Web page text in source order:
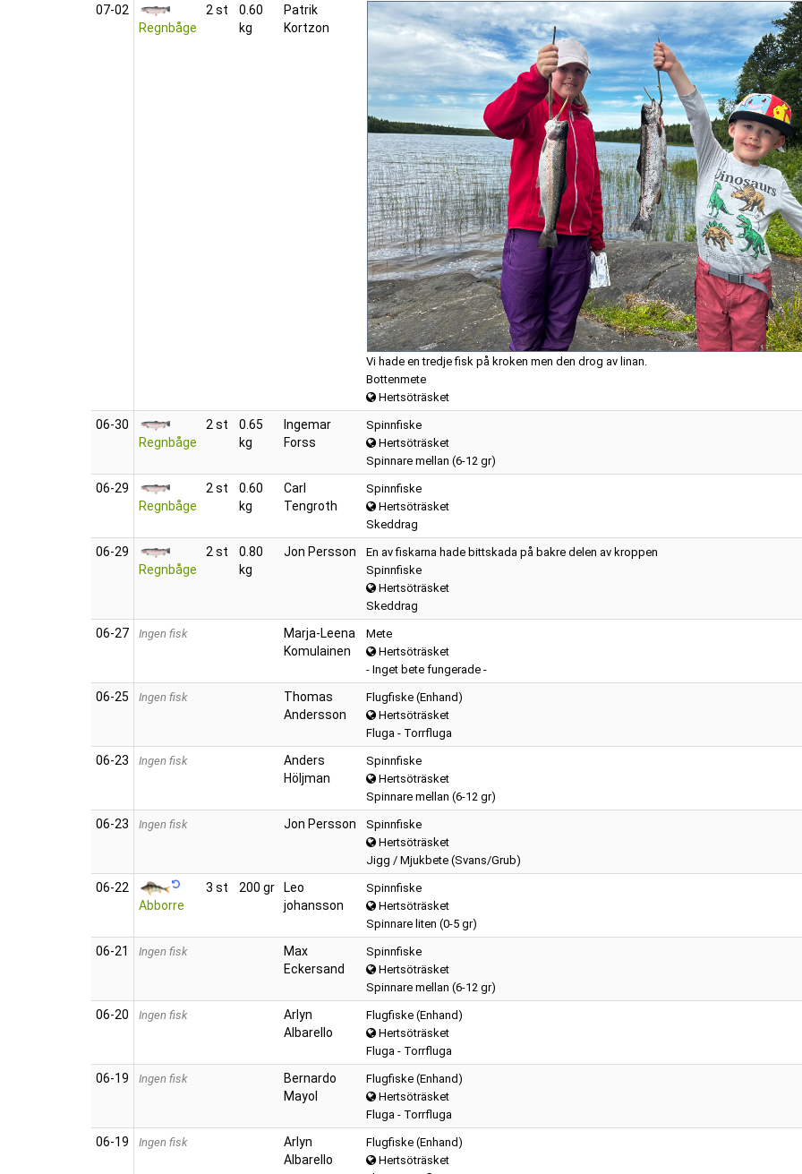
07‑02
Regnbåge
2 st
0.60
kg
Patrik
Kortzon
Vi hade en tredje fisk på kroken men den drog av linan.
Bottenmete
Hertsöträsket
06‑30
Regnbåge
2 st
0.65
kg
Ingemar
Forss
Spinnfiske
Hertsöträsket
Spinnare mellan (6-12 gr)
06‑29
Regnbåge
2 st
0.60
kg
Carl
Tengroth
Spinnfiske
Hertsöträsket
Skeddrag
06‑29
Regnbåge
2 st
0.80
kg
Jon Persson
En av fiskarna hade bittskada på bakre delen av kroppen
Spinnfiske
Hertsöträsket
Skeddrag
06‑27 Ingen fisk
Marja-Leena
Komulainen
Mete
Hertsöträsket
- Inget bete fungerade -
06‑25 Ingen fisk
Thomas
Andersson
Flugfiske (Enhand)
Hertsöträsket
Fluga - Torrfluga
06‑23 Ingen fisk
Anders
Höljman
Spinnfiske
Hertsöträsket
Spinnare mellan (6-12 gr)
06‑23 Ingen fisk Jon Persson
Spinnfiske
Hertsöträsket
Jigg / Mjukbete (Svans/Grub)
06‑22
Abborre
3 st 200 gr
Leo
johansson
Spinnfiske
Hertsöträsket
Spinnare liten (0-5 gr)
06‑21 Ingen fisk
Max
Eckersand
Spinnfiske
Hertsöträsket
Spinnare mellan (6-12 gr)
06‑20 Ingen fisk
Arlyn
Albarello
Flugfiske (Enhand)
Hertsöträsket
Fluga - Torrfluga
06‑19 Ingen fisk
Bernardo
Mayol
Flugfiske (Enhand)
Hertsöträsket
Fluga - Torrfluga
06‑19 Ingen fisk
Arlyn
Albarello
Flugfiske (Enhand)
Hertsöträsket